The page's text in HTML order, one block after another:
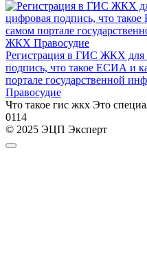
Регистрация в ГИС ЖКХ
подпись, что такое ЕСИА и
портале государственной
Правосудие
Что такое гис жкх Это
0114
© 2025 ЭЦП Эксперт